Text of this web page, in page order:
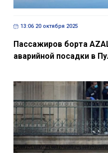
13:06 20 октября 2025
Пассажиров борта
аварийной посадки в